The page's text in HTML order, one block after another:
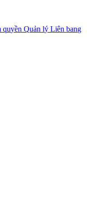
quyền Quản lý Liên bang